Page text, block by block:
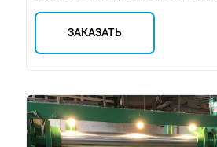
ЗАКАЗАТЬ